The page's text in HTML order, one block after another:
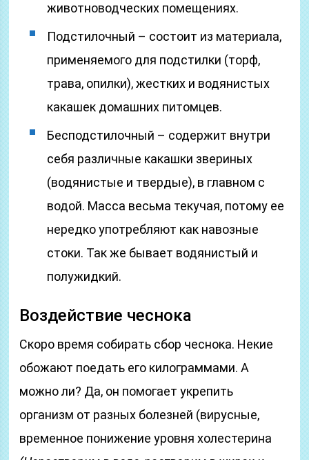
животноводческих помещениях.
Подстилочный – состоит из материала,
применяемого для подстилки (торф,
трава, опилки), жестких и водянистых
какашек домашних питомцев.
Бесподстилочный – содержит внутри
себя различные какашки звериных
(водянистые и твердые), в главном с
водой. Масса весьма текучая, потому ее
нередко употребляют как навозные
стоки. Так же бывает водянистый и
полужидкий.
Воздействие чеснока
Скоро время собирать сбор чеснока. Некие
обожают поедать его килограммами. А
можно ли? Да, он помогает укрепить
организм от разных болезней (вирусные,
временное понижение уровня холестерина